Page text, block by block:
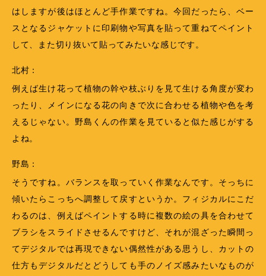
はしますが後はほとんど手作業ですね。今回だったら、ベー
スとなるジャケットに印刷物や写真を貼って重ねてペイント
して、また切り抜いて貼ってみたいな感じです。
北村：
例えば生け花って植物の幹や枝ぶりを見て生ける角度が変わ
ったり、メインになる花の向きで次に合わせる植物や色を考
えるじゃない。野島くんの作業を見ていると似た感じがする
よね。
野島：
そうですね。バランスを取っていく作業なんです。そっちに
傾いたらこっちへ調整して戻すというか。フィジカルにこだ
わるのは、例えばペイントする時に複数の絵の具を合わせて
ブラシをスライドさせるんですけど、それが混ざった瞬間っ
てデジタルでは再現できない偶然性がある思うし、カットの
仕方もデジタルだとどうしても手のノイズ感みたいなものが